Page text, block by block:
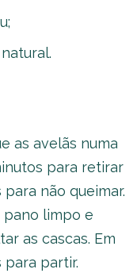
as avelãs numa
para retirar
não queimar.
pano limpo e
as cascas. Em
para partir.